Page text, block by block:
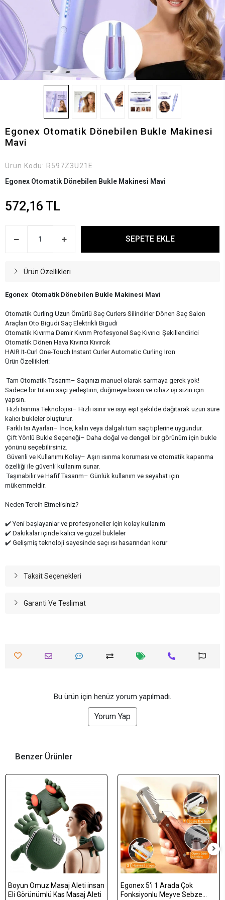
Egonex Otomatik Dönebilen Bukle Makinesi
Mavi
Ürün Kodu: R597Z3U21E
Egonex Otomatik Dönebilen Bukle Makinesi Mavi
572,16 TL
SEPETE EKLE
Ürün Özellikleri
Egonex Otomatik Dönebilen Bukle Makinesi Mavi
Otomatik Curling Uzun Ömürlü Saç Curlers Silindirler Dönen Saç Salon
Araçları Oto Bigudi Saç Elektrikli Bigudi
Otomatik Kıvırma Demir Kıvrım Profesyonel Saç Kıvırıcı Şekillendirici
Otomatik Dönen Hava Kıvırıcı Kıvırcık
HAIR It-Curl One-Touch Instant Curler Automatic Curling Iron
Ürün Özellikleri:
Tam Otomatik Tasarım– Saçınızı manuel olarak sarmaya gerek yok!
Sadece bir tutam saçı yerleştirin, düğmeye basın ve cihaz işi sizin için
yapsın.
Hızlı Isınma Teknolojisi– Hızlı ısınır ve ısıyı eşit şekilde dağıtarak uzun süre
kalıcı bukleler oluşturur.
Farklı Isı Ayarları– İnce, kalın veya dalgalı tüm saç tiplerine uygundur.
Çift Yönlü Bukle Seçeneği– Daha doğal ve dengeli bir görünüm için bukle
yönünü seçebilirsiniz.
Güvenli ve Kullanımı Kolay– Aşırı ısınma koruması ve otomatik kapanma
özelliği ile güvenli kullanım sunar.
Taşınabilir ve Hafif Tasarım– Günlük kullanım ve seyahat için
mükemmeldir.
Neden Tercih Etmelisiniz?
✔️ Yeni başlayanlar ve profesyoneller için kolay kullanım
✔️ Dakikalar içinde kalıcı ve güzel bukleler
✔️ Gelişmiş teknoloji sayesinde saçı ısı hasarından korur
Taksit Seçenekleri
Garanti Ve Teslimat
Bu ürün için henüz yorum yapılmadı.
Yorum Yap
Benzer Ürünler
Boyun Omuz Masaj Aleti insan
Eli Görünümlü Kas Masaj Aleti
Egonex 5'i 1 Arada Çok
Fonksiyonlu Meyve Sebze